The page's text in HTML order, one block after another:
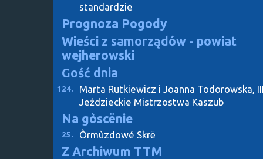
standardzie
Prognoza Pogody
Wieści z samorządów - powiat
wejherowski
Gość dnia
124.
Marta Rutkiewicz i Joanna Todorowska,
Jeździeckie Mistrzostwa Kaszub
Na gòscënie
25. Òrmùzdowé Skrë
Z Archiwum TTM